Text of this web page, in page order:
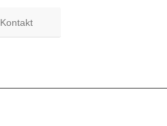
Kontakt